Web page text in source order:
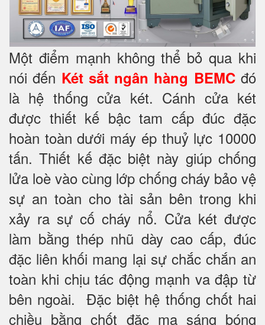
Một điểm mạnh không thể bỏ qua khi
nói đến Két sắt ngân hàng BEMCđó
là hệ thống cửa két. Cánh cửa két
được thiết kế bậc tam cấp đúc đặc
hoàn toàn dưới máy ép thuỷ lực 10000
tấn. Thiết kế đặc biệt này giúp chống
lửa loè vào cùng lớp chống cháy bảo vệ
sự an toàn cho tài sản bên trong khi
xảy ra sự cố cháy nổ. Cửa két được
làm bằng thép nhũ dày cao cấp, đúc
đặc liên khối mang lại sự chắc chắn an
toàn khi chịu tác động mạnh va đập từ
bên ngoài. Đặc biệt hệ thống chốt hai
chiều bằng chốt đặc mạ sáng bóng